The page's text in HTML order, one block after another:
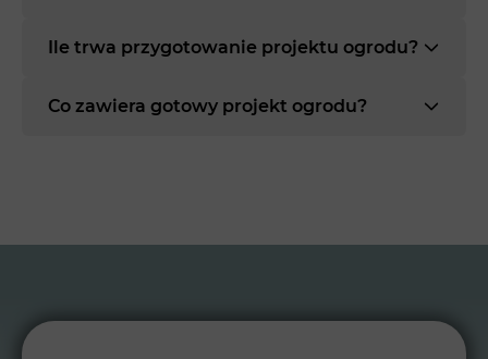
Ile trwa przygotowanie projektu ogrodu?
Co zawiera gotowy projekt ogrodu?